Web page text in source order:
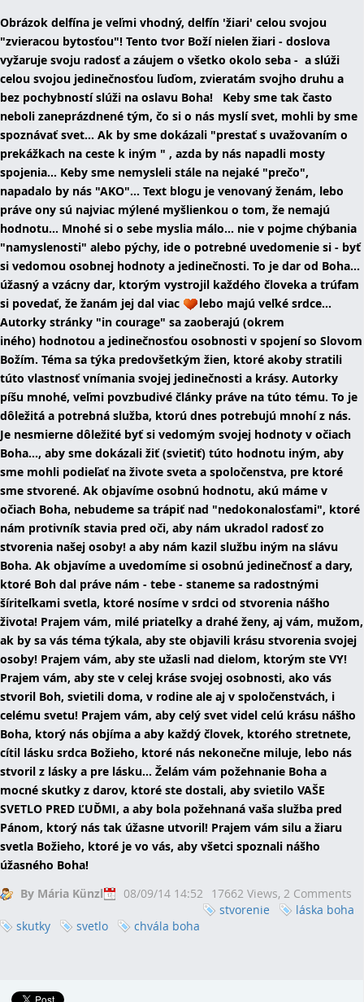
Obrázok delfína je veľmi vhodný, delfín 'žiari' celou svojou
"zvieracou bytosťou"! Tento tvor Boží nielen žiari - doslova
vyžaruje svoju radosť a záujem o všetko okolo seba - a slúži
celou svojou jedinečnosťou ľuďom, zvieratám svojho druhu a
bez pochybností slúži na oslavu Boha! Keby sme tak často
neboli zaneprázdnené tým, čo si o nás myslí svet, mohli by sme
spoznávať svet... Ak by sme dokázali "prestať s uvažovaním o
prekážkach na ceste k iným " , azda by nás napadli mosty
spojenia... Keby sme nemysleli stále na nejaké "prečo",
napadalo by nás "AKO"... Text blogu je venovaný ženám, lebo
práve ony sú najviac mýlené myšlienkou o tom, že nemajú
hodnotu... Mnohé si o sebe myslia málo... nie v pojme chýbania
"namyslenosti" alebo pýchy, ide o potrebné uvedomenie si - byť
si vedomou osobnej hodnoty a jedinečnosti. To je dar od Boha...
úžasný a vzácny dar, ktorým vystrojil každého človeka a trúfam
si povedať, že žanám jej dal viac
lebo majú veľké srdce...
Autorky stránky "in courage" sa zaoberajú (okrem
iného) hodnotou a jedinečnosťou osobnosti v spojení so Slovom
Božím. Téma sa týka predovšetkým žien, ktoré akoby stratili
túto vlastnosť vnímania svojej jedinečnosti a krásy. Autorky
píšu mnohé, veľmi povzbudivé články práve na túto tému. To je
dôležitá a potrebná služba, ktorú dnes potrebujú mnohí z nás.
Je nesmierne dôležité byť si vedomým svojej hodnoty v očiach
Boha..., aby sme dokázali žiť (svietiť) túto hodnotu iným, aby
sme mohli podieľať na živote sveta a spoločenstva, pre ktoré
sme stvorené. Ak objavíme osobnú hodnotu, akú máme v
očiach Boha, nebudeme sa trápiť nad "nedokonalosťami", ktoré
nám protivník stavia pred oči, aby nám ukradol radosť zo
stvorenia našej osoby! a aby nám kazil službu iným na slávu
Boha. Ak objavíme a uvedomíme si osobnú jedinečnosť a dary,
ktoré Boh dal práve nám - tebe - staneme sa radostnými
šíriteľkami svetla, ktoré nosíme v srdci od stvorenia nášho
života! Prajem vám, milé priateľky a drahé ženy, aj vám, mužom,
ak by sa vás téma týkala, aby ste objavili krásu stvorenia svojej
osoby! Prajem vám, aby ste užasli nad dielom, ktorým ste VY!
Prajem vám, aby ste v celej kráse svojej osobnosti, ako vás
stvoril Boh, svietili doma, v rodine ale aj v spoločenstvách, i
celému svetu! Prajem vám, aby celý svet videl celú krásu nášho
Boha, ktorý nás objíma a aby každý človek, ktorého stretnete,
cítil lásku srdca Božieho, ktoré nás nekonečne miluje, lebo nás
stvoril z lásky a pre lásku... Želám vám požehnanie Boha a
mocné skutky z darov, ktoré ste dostali, aby svietilo VAŠE
SVETLO PRED ĽUĎMI, a aby bola požehnaná vaša služba pred
Pánom, ktorý nás tak úžasne utvoril! Prajem vám silu a žiaru
svetla Božieho, ktoré je vo vás, aby všetci spoznali nášho
úžasného Boha!
By Mária Künzl
08/09/14 14:52 17662 Views, 2 Comments
stvorenie
láska boha
skutky
svetlo chvála boha